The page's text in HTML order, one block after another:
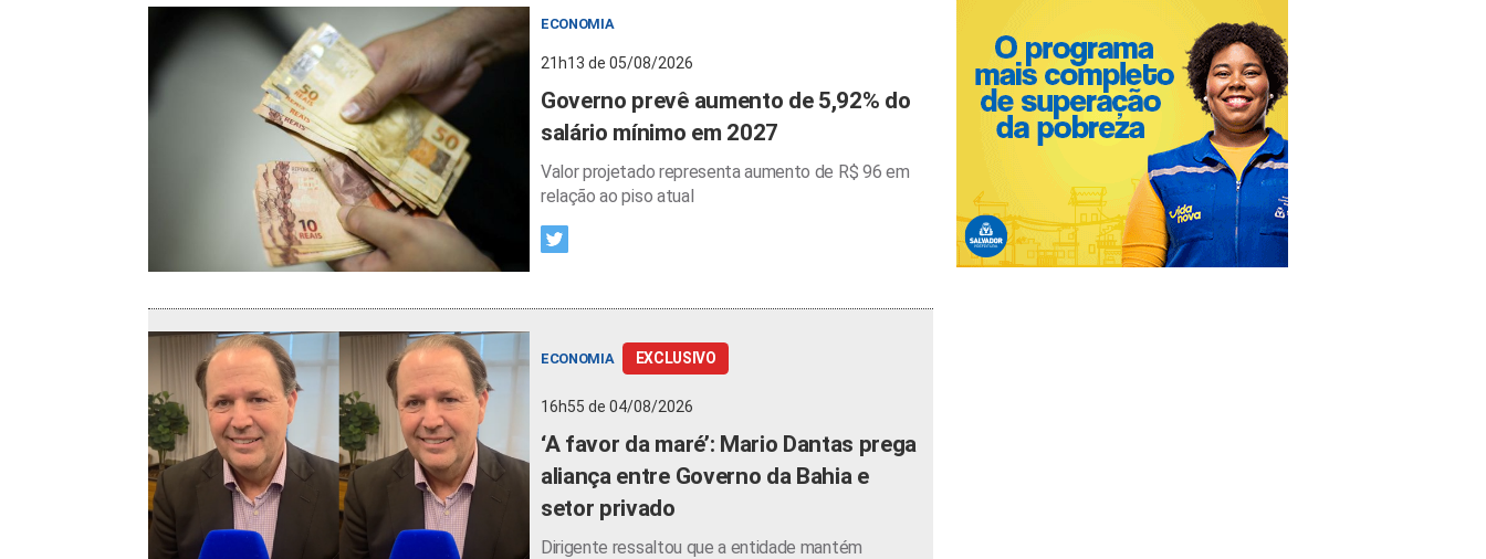
ECONOMIA
21h13 de 05/08/2026
Governo prevê aumento de 5,92% do
salário mínimo em 2027
Valor projetado representa aumento de R$ 96 em
relação ao piso atual
ECONOMIA EXCLUSIVO
16h55 de 04/08/2026
‘A favor da maré’: Mario Dantas prega
aliança entre Governo da Bahia e
setor privado
Dirigente ressaltou que a entidade mantém